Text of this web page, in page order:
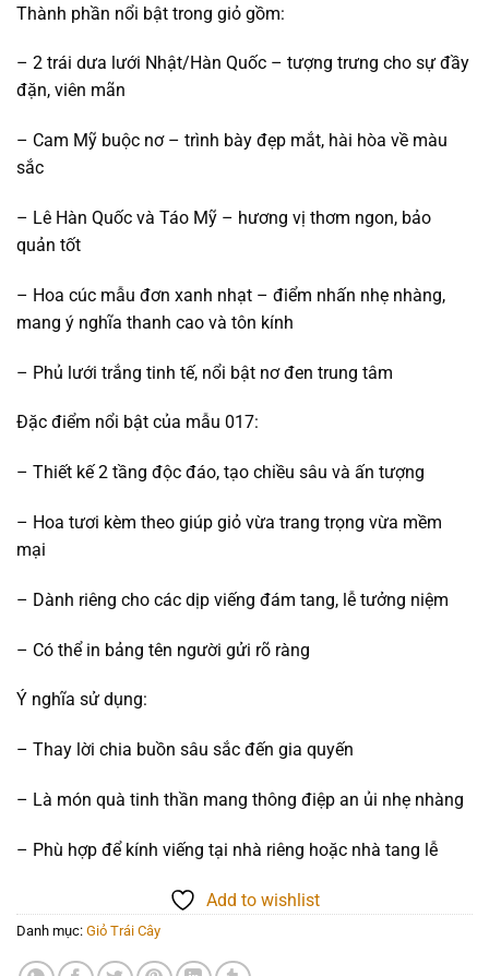
Thành phần nổi bật trong giỏ gồm:
– 2 trái dưa lưới Nhật/Hàn Quốc – tượng trưng cho sự đầy
đặn, viên mãn
– Cam Mỹ buộc nơ – trình bày đẹp mắt, hài hòa về màu
sắc
– Lê Hàn Quốc và Táo Mỹ – hương vị thơm ngon, bảo
quản tốt
– Hoa cúc mẫu đơn xanh nhạt – điểm nhấn nhẹ nhàng,
mang ý nghĩa thanh cao và tôn kính
– Phủ lưới trắng tinh tế, nổi bật nơ đen trung tâm
Đặc điểm nổi bật của mẫu 017:
– Thiết kế 2 tầng độc đáo, tạo chiều sâu và ấn tượng
– Hoa tươi kèm theo giúp giỏ vừa trang trọng vừa mềm
mại
– Dành riêng cho các dịp viếng đám tang, lễ tưởng niệm
– Có thể in bảng tên người gửi rõ ràng
Ý nghĩa sử dụng:
– Thay lời chia buồn sâu sắc đến gia quyến
– Là món quà tinh thần mang thông điệp an ủi nhẹ nhàng
– Phù hợp để kính viếng tại nhà riêng hoặc nhà tang lễ
Add to wishlist
Danh mục: Giỏ Trái Cây